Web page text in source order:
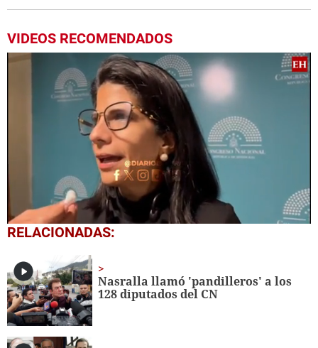
VIDEOS RECOMENDADOS
0
seconds
minutes,
17
seconds
RELACIONADAS:
Nasralla llamó 'pandilleros' a los
128 diputados del CN